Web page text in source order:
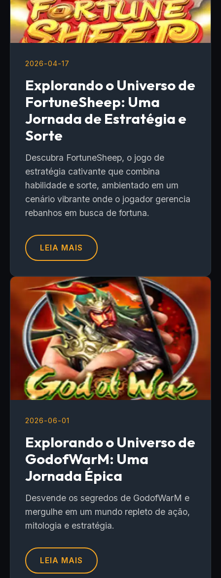
2026-04-17
Explorando o Universo de
FortuneSheep: Uma
Jornada de Estratégia e
Sorte
Descubra FortuneSheep, o jogo de
estratégia cativante que combina
habilidade e sorte, ambientado em um
cenário vibrante onde o jogador gerencia
rebanhos em busca de fortuna.
LEIA MAIS
2026-06-01
Explorando o Universo de
GodofWarM: Uma
Jornada Épica
Desvende os segredos de GodofWarM e
mergulhe em um mundo repleto de ação,
mitologia e estratégia.
LEIA MAIS